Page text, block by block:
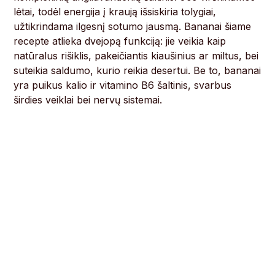
lėtai, todėl energija į kraują išsiskiria tolygiai,
užtikrindama ilgesnį sotumo jausmą. Bananai šiame
recepte atlieka dvejopą funkciją: jie veikia kaip
natūralus rišiklis, pakeičiantis kiaušinius ar miltus, bei
suteikia saldumo, kurio reikia desertui. Be to, bananai
yra puikus kalio ir vitamino B6 šaltinis, svarbus
širdies veiklai bei nervų sistemai.